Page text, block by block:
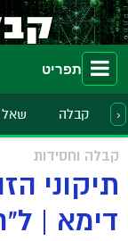
תפריט
קבלה ›
קבלה וחסידות
תיקוני
דימא |